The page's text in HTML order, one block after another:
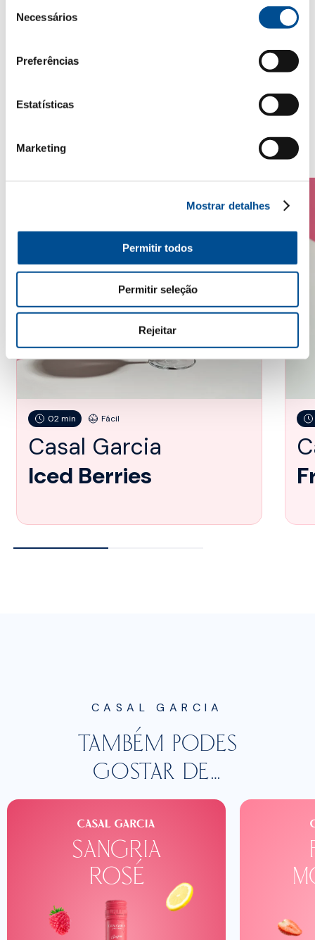
Necessários
Preferências
Estatísticas
Marketing
Mostrar detalhes
Permitir todos
Permitir seleção
Rejeitar
FAZER UM
COCKTAIL
02 min Fácil
Casal Garcia
Iced Berries
CASAL GARCIA
TAMBÉM PODES
GOSTAR DE…
sangria
rosé